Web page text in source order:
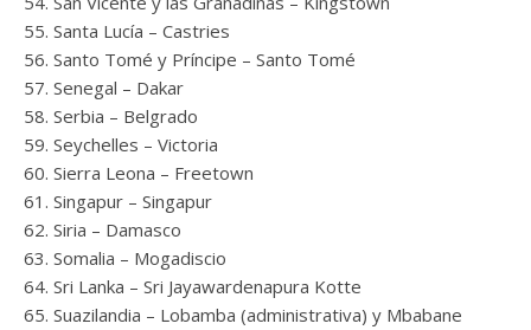
Santa Lucía – Castries
Santo Tomé y Príncipe – Santo Tomé
Senegal – Dakar
Serbia – Belgrado
Seychelles – Victoria
Sierra Leona – Freetown
Singapur – Singapur
Siria – Damasco
Somalia – Mogadiscio
Sri Lanka – Sri Jayawardenapura Kotte
Suazilandia – Lobamba (administrativa) y Mbabane